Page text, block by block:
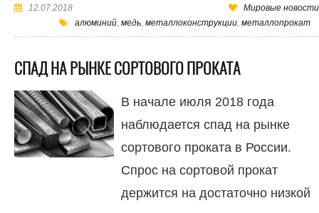
12.07.2018
Мировые новости
алюминий, медь, металлоконструкции, металлопрокат
СПАД НА РЫНКЕ СОРТОВОГО ПРОКАТА
В начале июля 2018 года
наблюдается спад на рынке
сортового проката в России.
Спрос на сортовой прокат
держится на достаточно низкой